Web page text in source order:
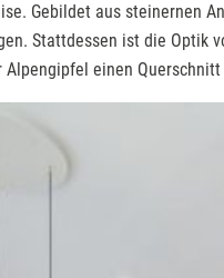
Gebildet aus steinernen
Stattdessen ist die Optik
einen